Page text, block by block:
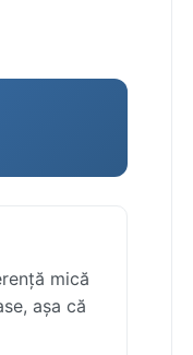
mică
așa că